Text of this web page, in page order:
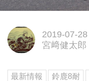
2019-07-28
宮﨑健太郎
最新情報 鈴鹿8耐